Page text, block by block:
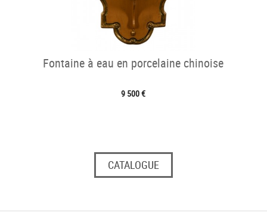
Fontaine à eau en porcelaine chinoise
9 500 €
CATALOGUE